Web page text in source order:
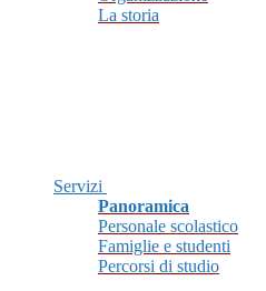
La storia
Servizi
Panoramica
Personale scolastico
Famiglie e studenti
Percorsi di studio